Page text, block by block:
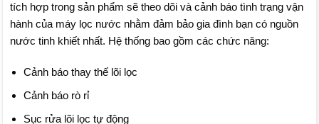
tích hợp trong sản phẩm sẽ theo dõi và cảnh báo tình trạng vận
hành của máy lọc nước nhằm đảm bảo gia đình bạn có nguồn
nước tinh khiết nhất. Hệ thống bao gồm các chức năng:
Cảnh báo thay thế lõi lọc
Cảnh báo rò rỉ
Sục rửa lõi lọc tự động